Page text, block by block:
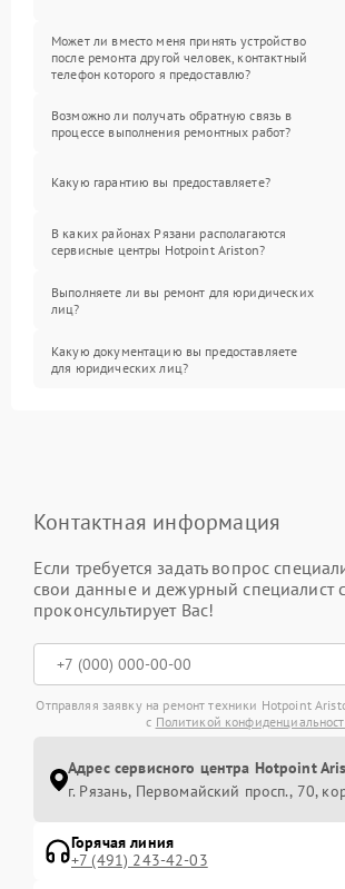
Может ли вместо меня принять устройство
после ремонта другой человек, контактный
телефон которого я предоставлю?
Возможно ли получать обратную связь в
процессе выполнения ремонтных работ?
Какую гарантию вы предоставляете?
В каких районах Рязани располагаются
сервисные центры Hotpoint Ariston?
Выполняете ли вы ремонт для юридических
лиц?
Какую документацию вы предоставляете
для юридических лиц?
Контактная информация
Если требуется задать вопрос
свои данные и дежурный специалист
проконсультирует Вас!
Отправляя заявку на ремонт техники Hotpoint
с Политикой
Адрес сервисного центра Hotpoint
г. Рязань, Первомайский просп., 70,
Горячая линия
+7 (491) 243-42-03